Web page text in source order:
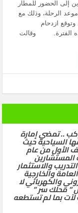
إلى الحضور للمطار
موعد الرحلة، وذلك مع
ازدحام
الفترة. وقالت
.. تمضي إمارة
السياحية حيث
في النصف الأول من عام
المستشارين
والاستثمار
والخارجية
والكهربائي لا
” محلك سر ”
لآت بما لم تستطعه